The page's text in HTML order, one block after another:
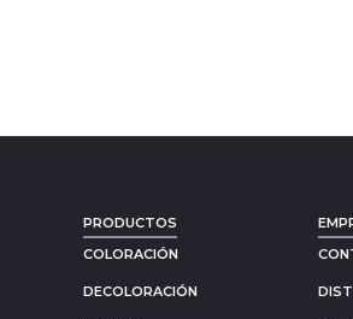
PRODUCTOS
COLORACIÓN
DECOLORACIÓN